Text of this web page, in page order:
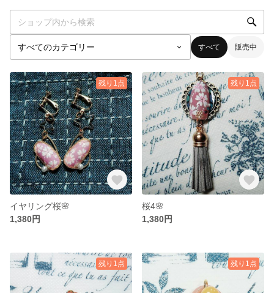
すべて 販売中
残り1点
イヤリング桜🌸
1,380円
残り1点
桜4🌸
1,380円
残り1点 残り1点